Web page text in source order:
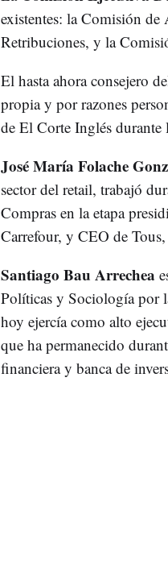
existentes: la Comisión
Retribuciones, y la
El hasta ahora consejero
propia y por razones
de El Corte Inglés
José María Folache
sector del retail, trabajó
Compras en la etapa
Carrefour, y CEO de
Santiago Bau Arrechea
Políticas y Sociología por
hoy ejercía como alto
que ha permanecido
financiera y banca de